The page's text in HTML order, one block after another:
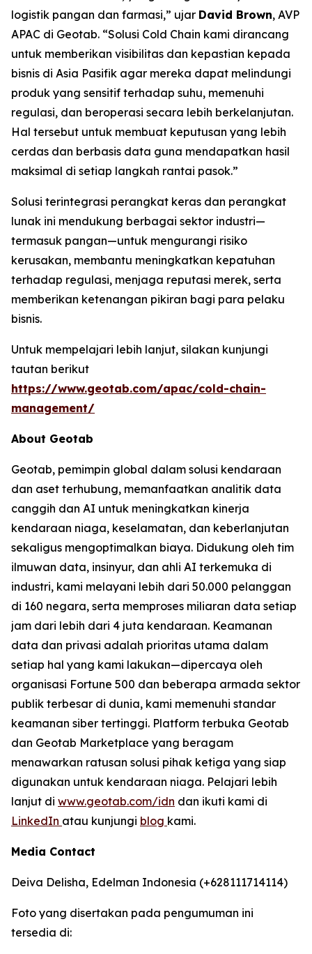
logistik pangan dan farmasi,” ujar David Brown, AVP
APAC di Geotab. “Solusi Cold Chain kami dirancang
untuk memberikan visibilitas dan kepastian kepada
bisnis di Asia Pasifik agar mereka dapat melindungi
produk yang sensitif terhadap suhu, memenuhi
regulasi, dan beroperasi secara lebih berkelanjutan.
Hal tersebut untuk membuat keputusan yang lebih
cerdas dan berbasis data guna mendapatkan hasil
maksimal di setiap langkah rantai pasok.”
Solusi terintegrasi perangkat keras dan perangkat
lunak ini mendukung berbagai sektor industri—
termasuk pangan—untuk mengurangi risiko
kerusakan, membantu meningkatkan kepatuhan
terhadap regulasi, menjaga reputasi merek, serta
memberikan ketenangan pikiran bagi para pelaku
bisnis.
Untuk mempelajari lebih lanjut, silakan kunjungi
tautan berikut
https://www.geotab.com/apac/cold-chain-
management/
About Geotab
Geotab, pemimpin global dalam solusi kendaraan
dan aset terhubung, memanfaatkan analitik data
canggih dan AI untuk meningkatkan kinerja
kendaraan niaga, keselamatan, dan keberlanjutan
sekaligus mengoptimalkan biaya. Didukung oleh tim
ilmuwan data, insinyur, dan ahli AI terkemuka di
industri, kami melayani lebih dari 50.000 pelanggan
di 160 negara, serta memproses miliaran data setiap
jam dari lebih dari 4 juta kendaraan. Keamanan
data dan privasi adalah prioritas utama dalam
setiap hal yang kami lakukan—dipercaya oleh
organisasi Fortune 500 dan beberapa armada sektor
publik terbesar di dunia, kami memenuhi standar
keamanan siber tertinggi. Platform terbuka Geotab
dan Geotab Marketplace yang beragam
menawarkan ratusan solusi pihak ketiga yang siap
digunakan untuk kendaraan niaga. Pelajari lebih
lanjut di www.geotab.com/idn dan ikuti kami di
LinkedIn atau kunjungi blog kami.
Media Contact
Deiva Delisha, Edelman Indonesia (+628111714114)
Foto yang disertakan pada pengumuman ini
tersedia di: